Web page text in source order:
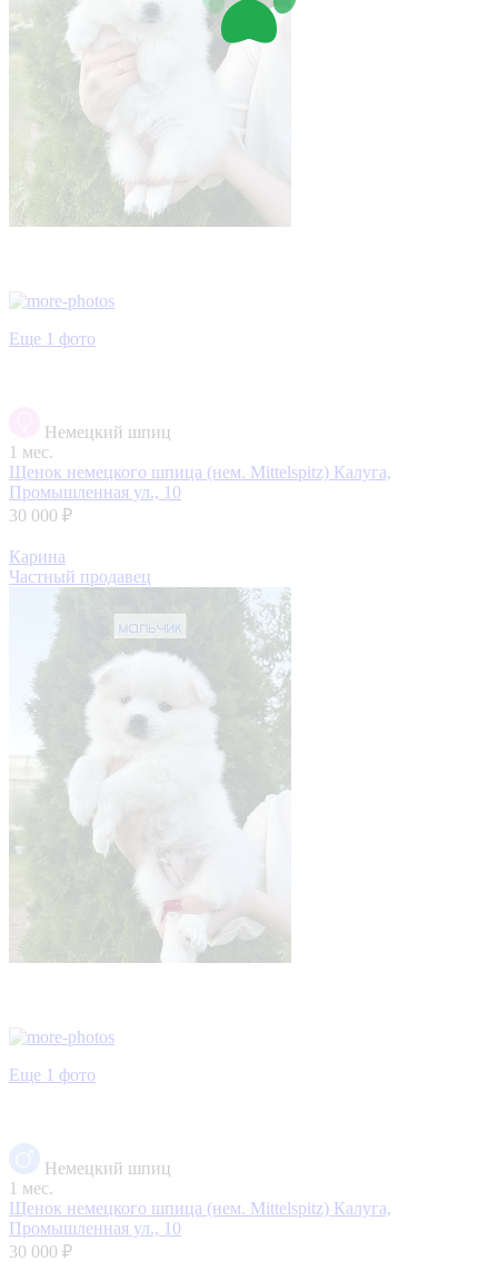
Еще 1 фото
Немецкий шпиц
1 мес.
Щенок немецкого шпица (нем. Mittelspitz) Калуга,
Промышленная ул., 10
30 000 ₽
Карина
Частный продавец
Еще 1 фото
Немецкий шпиц
1 мес.
Щенок немецкого шпица (нем. Mittelspitz) Калуга,
Промышленная ул., 10
30 000 ₽